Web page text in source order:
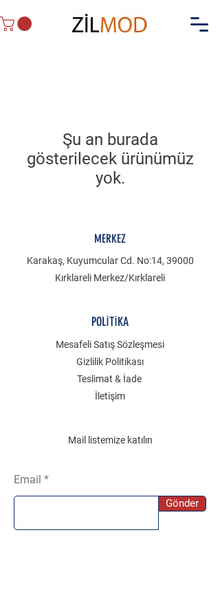
Şu an burada
gösterilecek ürünümüz
yok.
MERKEZ
Karakaş, Kuyumcular Cd. No:14, 39000
Kırklareli Merkez/Kırklareli
POLİTİKA
Mesafeli Satış Sözleşmesi
Gizlilik Politikası
Teslimat & İade
İletişim
Mail listemize katılın
Email
Gönder